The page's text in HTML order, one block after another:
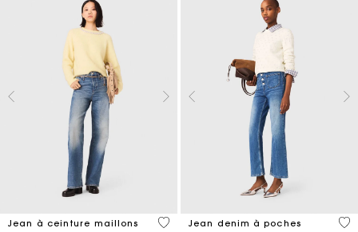
Jean à ceinture maillons
4,4 out of 5 Customer Rating
Jean denim à poches
5